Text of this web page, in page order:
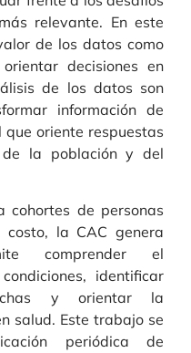
relevante. En este
de los datos como
decisiones en
de los datos son
información de
oriente respuestas
la población y del
cohortes de personas
la CAC genera
comprender el
identificar
y orientar la
salud. Este trabajo se
periódica de